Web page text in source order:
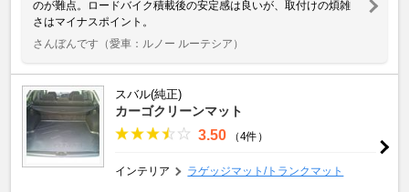
のが難点。ロードバイク積載後の安定感は良いが、取付けの煩雑
さはマイナスポイント。
さんぼんです （愛車：ルノー ルーテシア）
スバル(純正)
カーゴクリーンマット
3.50 （4件）
インテリア ラゲッジマット/トランクマット